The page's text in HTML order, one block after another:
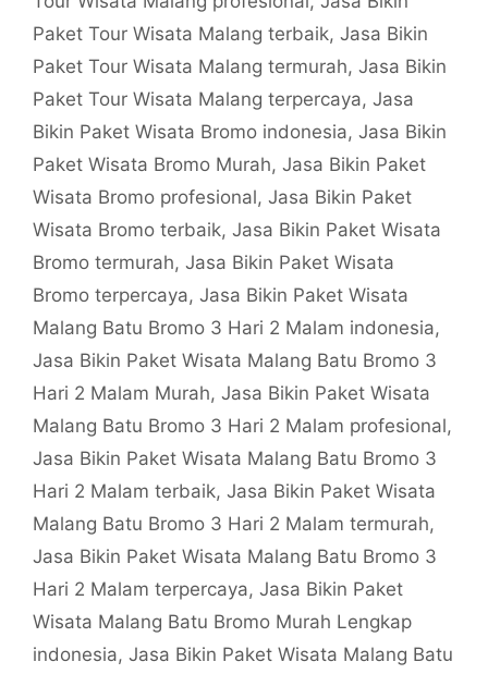
Paket Tour Wisata Malang terbaik, Jasa Bikin
Paket Tour Wisata Malang termurah, Jasa Bikin
Paket Tour Wisata Malang terpercaya, Jasa
Bikin Paket Wisata Bromo indonesia, Jasa Bikin
Paket Wisata Bromo Murah, Jasa Bikin Paket
Wisata Bromo profesional, Jasa Bikin Paket
Wisata Bromo terbaik, Jasa Bikin Paket Wisata
Bromo termurah, Jasa Bikin Paket Wisata
Bromo terpercaya, Jasa Bikin Paket Wisata
Malang Batu Bromo 3 Hari 2 Malam indonesia,
Jasa Bikin Paket Wisata Malang Batu Bromo 3
Hari 2 Malam Murah, Jasa Bikin Paket Wisata
Malang Batu Bromo 3 Hari 2 Malam profesional,
Jasa Bikin Paket Wisata Malang Batu Bromo 3
Hari 2 Malam terbaik, Jasa Bikin Paket Wisata
Malang Batu Bromo 3 Hari 2 Malam termurah,
Jasa Bikin Paket Wisata Malang Batu Bromo 3
Hari 2 Malam terpercaya, Jasa Bikin Paket
Wisata Malang Batu Bromo Murah Lengkap
indonesia, Jasa Bikin Paket Wisata Malang Batu